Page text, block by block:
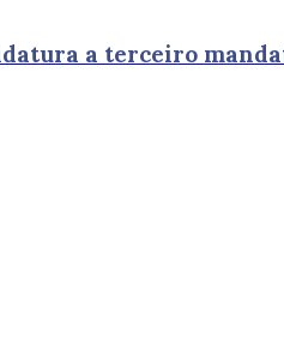
a terceiro